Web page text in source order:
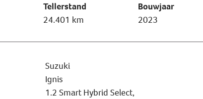
Tellerstand
24.401 km
Bouwjaar
2023
Suzuki
Ignis
1.2 Smart Hybrid Select,